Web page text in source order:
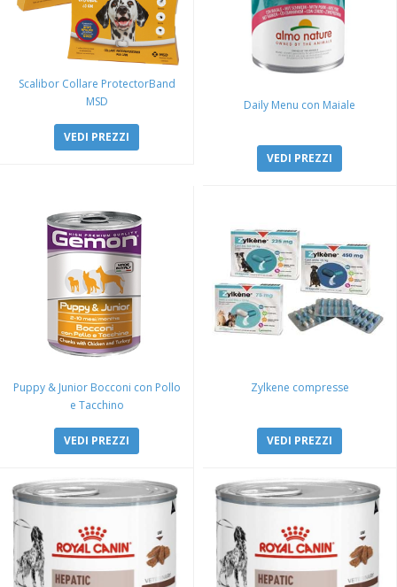
Scalibor Collare ProtectorBand
MSD
VEDI PREZZI
Daily Menu con Maiale
VEDI PREZZI
Puppy & Junior Bocconi con Pollo
e Tacchino
VEDI PREZZI
Zylkene compresse
VEDI PREZZI